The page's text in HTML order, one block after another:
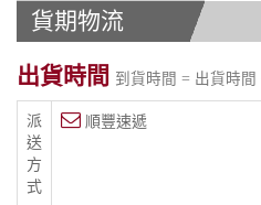
貨期物流
出貨時間 到貨時間 = 出貨時間
派
送
方
式
順豐速遞